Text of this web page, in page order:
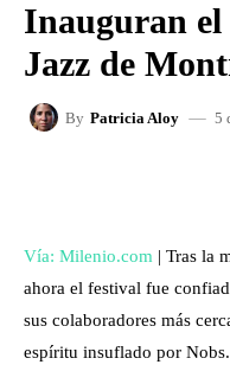
Inauguran el
Jazz de
By Patricia Aloy 5
Vía: Milenio.com | Tras la
ahora el festival fue
sus colaboradores más
espíritu insuflado por Nobs.